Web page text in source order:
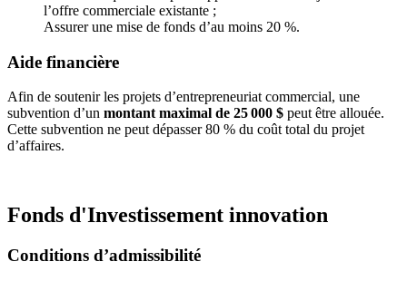
l’offre commerciale existante ;
Assurer une mise de fonds d’au moins 20 %.
Aide financière
Afin de soutenir les projets d’entrepreneuriat commercial, une
subvention d’un montant maximal de 25 000 $ peut être allouée.
Cette subvention ne peut dépasser 80 % du coût total du projet
d’affaires.
Fonds d'Investissement innovation
Conditions d’admissibilité